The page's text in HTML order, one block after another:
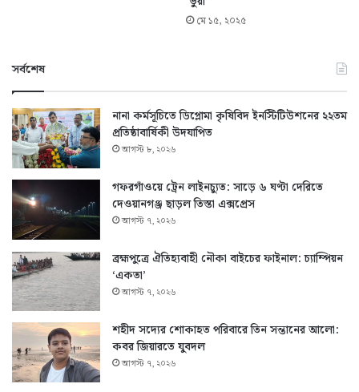
মে ১৫, ২০২৫
সর্বশেষ
নানা কর্মসূচিতে ডিপ্লোমা কৃষিবিদ ইনস্টিটিউশনের ২২তম
প্রতিষ্ঠাবার্ষিকী উদযাপিত
আগস্ট ৮, ২০২৬
গফরগাঁওয়ে ট্রেন লাইনচ্যুত: সাড়ে ৬ ঘণ্টা দেরিতে
দেওয়ানগঞ্জ ছাড়ল তিস্তা এক্সপ্রেস
আগস্ট ৭, ২০২৬
ব্রহ্মপুত্রে ঐতিহ্যবাহী নৌকা বাইচের ফাইনাল: চ্যাম্পিয়ন
‘একতা’
আগস্ট ৭, ২০২৬
শহীদ সদ্যের শোকাহত পরিবারে তিন সন্তানের আলো:
কবর জিয়ারতে যুবদল
আগস্ট ৭, ২০২৬